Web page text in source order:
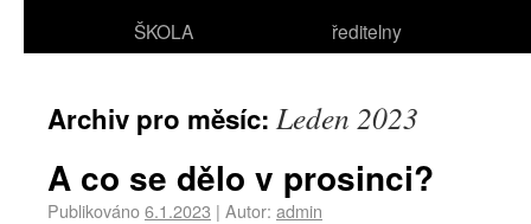
ŠKOLA
ředitelny
Archiv pro měsíc: Leden 2023
A co se dělo v prosinci?
Publikováno6.1.2023 | Autor: admin